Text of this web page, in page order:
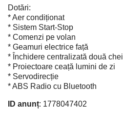
Dotări:
* Aer condiționat
* Sistem Start-Stop
* Comenzi pe volan
* Geamuri electrice față
* Închidere centralizată două chei
* Proiectoare ceață lumini de zi
* Servodirecție
* ABS Radio cu Bluetooth
ID anunț: 1778047402